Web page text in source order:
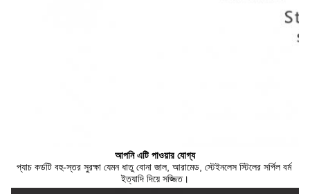
আপনি এটি পাওয়ার যোগ্য
প্যাচ কর্ডটি বহু-স্তর সুরক্ষা যেমন ধাতু বোনা জাল, আরামেড, স্টেইনলেস স্টিলের সর্পিল বর্ম
ইত্যাদি দিয়ে সজ্জিত।